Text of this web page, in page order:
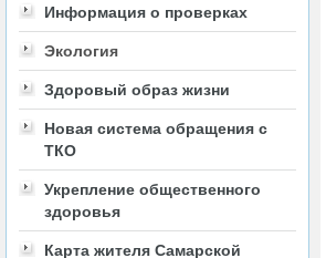
Информация о проверках
Экология
Здоровый образ жизни
Новая система обращения с
ТКО
Укрепление общественного
здоровья
Карта жителя Самарской